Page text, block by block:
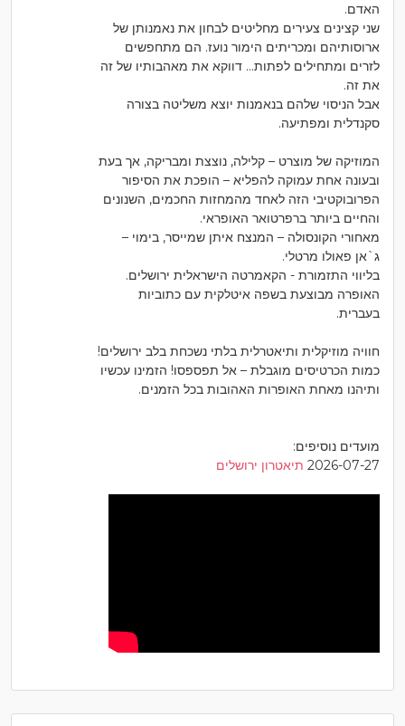
האדם.
שני קצינים צעירים מחליטים לבחון את נאמנותן של
ארוסותיהם ומכריתים הימור נועז. הם מתחפשים
לזרים ומתחילים לפתות... דווקא את מאהבותיו של זה
את זה.
אבל הניסוי שלהם בנאמנות יוצא משליטה בצורה
סקנדלית ומפתיעה.
המוזיקה של מוצרט – קלילה, נוצצת ומבריקה, אך בעת
ובעונה אחת עמוקה להפליא – הופכת את הסיפור
הפרובוקטיבי הזה לאחד מהמחזות החכמים, השנונים
והחיים ביותר ברפרטואר האופראי.
מאחורי הקונסולה – המנצח איתן שמייסר, בימוי –
ג`אן פאולו מרטלי.
בליווי התזמורת - הקאמרטה הישראלית ירושלים.
האופרה מבוצעת בשפה איטלקית עם כתוביות
בעברית.
חוויה מוזיקלית ותיאטרלית בלתי נשכחת בלב ירושלים!
כמות הכרטיסים מוגבלת – אל תפספסו! הזמינו עכשיו
ותיהנו מאחת האופרות האהובות בכל הזמנים.
מועדים נוסיפים:
2026-07-27 תיאטרון ירושלים